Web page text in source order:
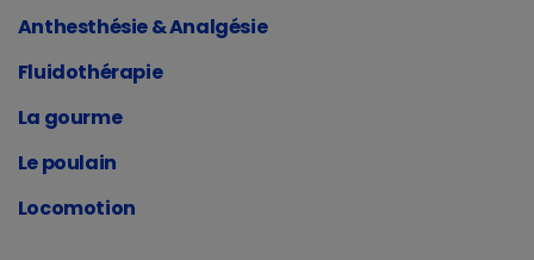
Anthesthésie & Analgésie
Fluidothérapie
La gourme
Le poulain
Locomotion